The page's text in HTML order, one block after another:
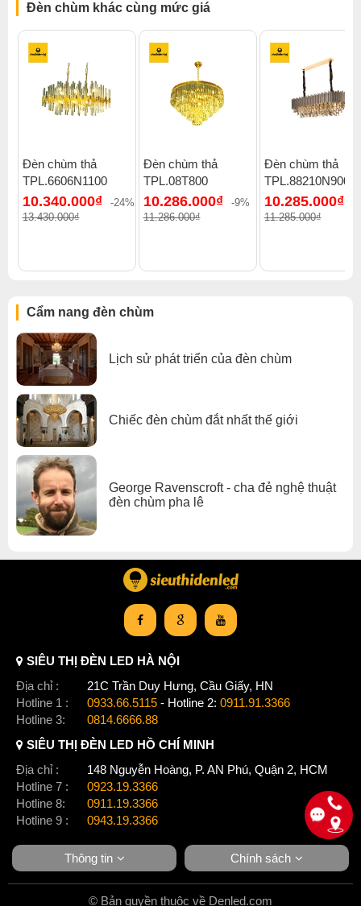
Click để xem thêm chiết khấu, quà tặng và khuyến mãi của
đèn chùm.
Xem thêm:Đèn chùm hiện đại,Đèn chùm treo thả,
Đèn chùm khác cùng mức giá
Đèn chùm thả
TPL.6606N1100
10.340.000₫
-24%
13.430.000₫
Đèn chùm thả
TPL.08T800
10.286.000₫
-9%
11.286.000₫
Đèn chùm thả
TPL.88210N900
10.285.000₫
11.285.000₫
Cẩm nang đèn chùm
Lịch sử phát triển của đèn chùm
Chiếc đèn chùm đắt nhất thế giới
George Ravenscroft - cha đẻ nghệ thuật
đèn chùm pha lê
SIÊU THỊ ĐÈN LED HÀ NỘI
Địa chỉ :
21C Trần Duy Hưng, Cầu Giấy, HN
Hotline 1 :
0933.66.5115 - Hotline 2: 0911.91.3366
Hotline 3:
0814.6666.88
SIÊU THỊ ĐÈN LED HỒ CHÍ MINH
Địa chỉ :
148 Nguyễn Hoàng, P. AN Phú, Quận 2, HCM
Hotline 7 :
0923.19.3366
Hotline 8:
0911.19.3366
Hotline 9 :
0943.19.3366
Thông tin Chính sách
© Bản quyền thuộc về Denled.com